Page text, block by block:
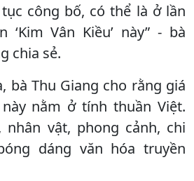
công bố, có thể là ở lần
Vân Kiều’ này” - bà
chia sẻ.
bà Thu Giang cho rằng giá
nằm ở tính thuần Việt.
nhân vật, phong cảnh, chi
dáng văn hóa truyền